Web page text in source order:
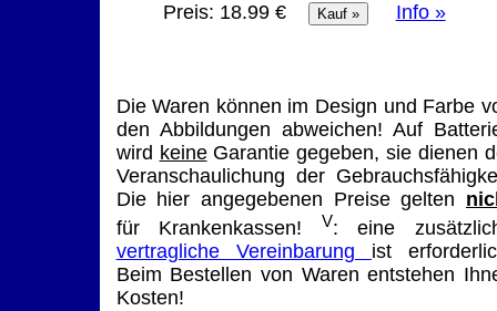
Preis: 18.99 € Info »
Die Waren können im Design und Farbe
den Abbildungen abweichen! Auf
wird keineGarantie gegeben, sie dienen
Veranschaulichung der
Die hier angegebenen Preise gelten
für Krankenkassen!
V: eine
vertragliche Vereinbarung ist
Beim Bestellen von Waren entstehen
Kosten!